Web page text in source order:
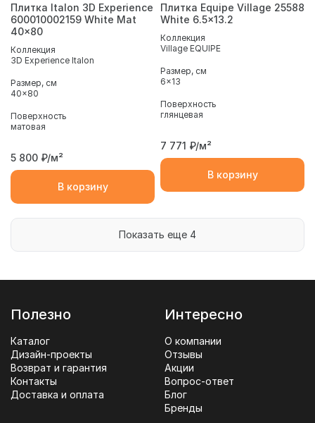
Плитка Italon 3D Experience
600010002159 White Mat
40x80
Коллекция
3D Experience Italon
Размер, см
40x80
Поверхность
матовая
5 800 ₽/м²
В корзину
Плитка Equipe Village 25588
White 6.5x13.2
Коллекция
Village EQUIPE
Размер, см
6x13
Поверхность
глянцевая
7 771 ₽/м²
В корзину
Показать еще 4
Полезно
Каталог
Дизайн-проекты
Возврат и гарантия
Контакты
Доставка и оплата
Интересно
О компании
Отзывы
Акции
Вопрос-ответ
Блог
Бренды